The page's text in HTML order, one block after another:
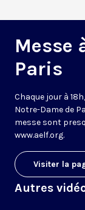
Messe
Paris
Chaque jour à
Notre-Dame de
messe sont
www.aelf.org.
Visiter la
Autres